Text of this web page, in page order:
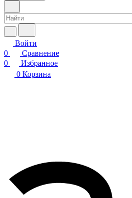
Войти
0
Сравнение
0
Избранное
0 Корзина